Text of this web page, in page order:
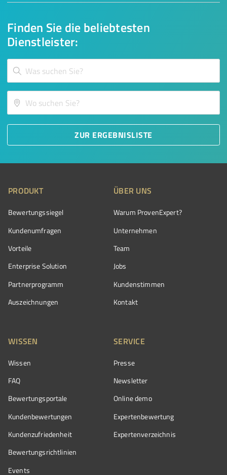
Finden Sie die beliebtesten
Dienstleister:
ZUR ERGEBNISLISTE
PRODUKT
Bewertungssiegel
Kundenumfragen
Vorteile
Enterprise Solution
Partnerprogramm
Auszeichnungen
ÜBER UNS
Warum ProvenExpert?
Unternehmen
Team
Jobs
Kundenstimmen
Kontakt
WISSEN
Wissen
FAQ
Bewertungsportale
Kundenbewertungen
Kundenzufriedenheit
Bewertungs­richtlinien
Events
SERVICE
Presse
Newsletter
Online demo
Expertenbewertung
Expertenverzeichnis